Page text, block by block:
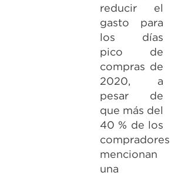
reducir el
gasto para
los días
pico de
compras de
2020, a
pesar de
que más del
40 % de los
compradores
mencionan
una